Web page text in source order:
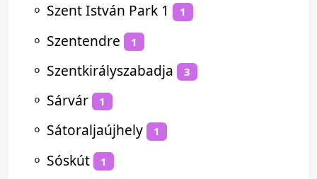
⚬ Szent István Park 1 1
⚬ Szentendre 1
⚬ Szentkirályszabadja 3
⚬ Sárvár 1
⚬ Sátoraljaújhely 1
⚬ Sóskút 1